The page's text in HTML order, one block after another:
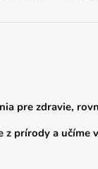
pre zdravie,
z prírody a učíme